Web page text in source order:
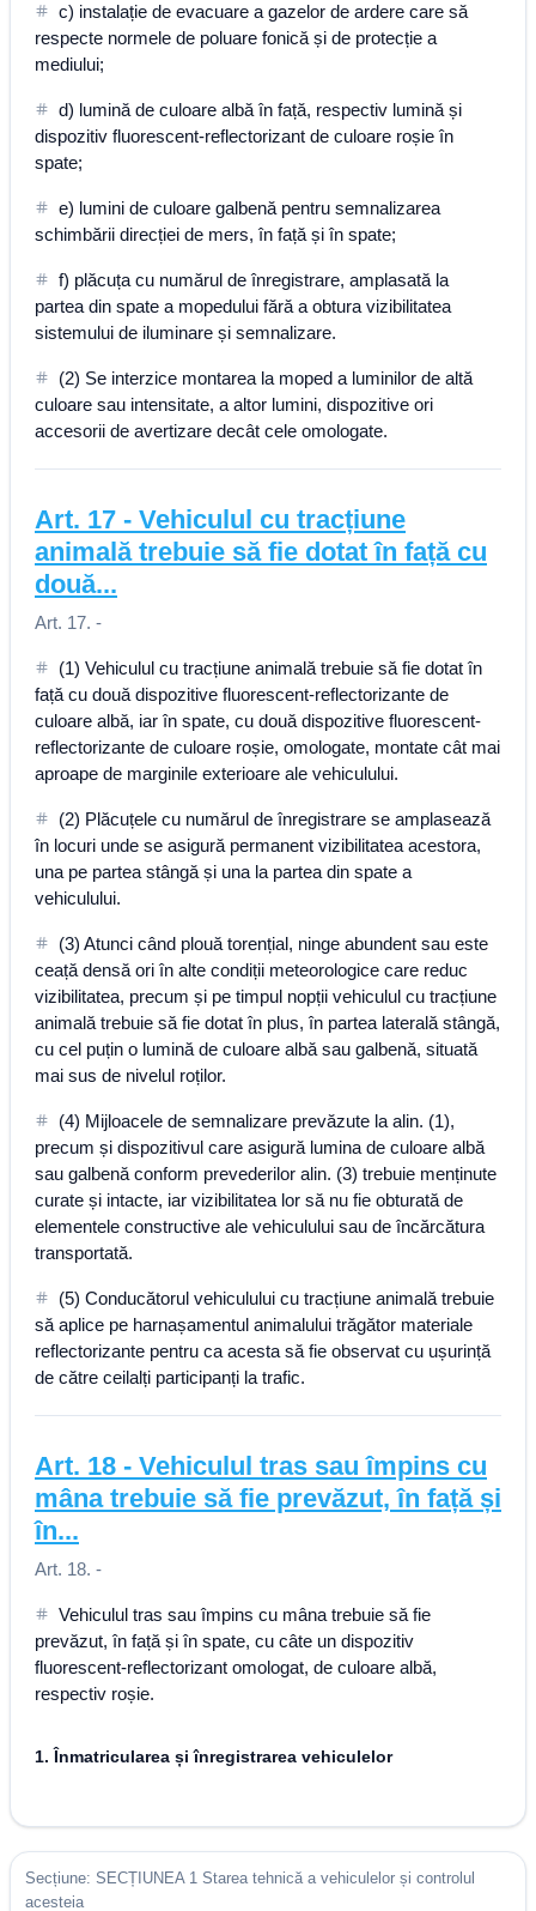
c) instalație de evacuare a gazelor de ardere care să
respecte normele de poluare fonică și de protecție a
mediului;
d) lumină de culoare albă în față, respectiv lumină și
dispozitiv fluorescent-reflectorizant de culoare roșie în
spate;
e) lumini de culoare galbenă pentru semnalizarea
schimbării direcției de mers, în față și în spate;
f) plăcuța cu numărul de înregistrare, amplasată la
partea din spate a mopedului fără a obtura vizibilitatea
sistemului de iluminare și semnalizare.
(2) Se interzice montarea la moped a luminilor de altă
culoare sau intensitate, a altor lumini, dispozitive ori
accesorii de avertizare decât cele omologate.
Art. 17 - Vehiculul cu tracțiune
animală trebuie să fie dotat în față cu
două...
Art. 17. -
(1) Vehiculul cu tracțiune animală trebuie să fie dotat în
față cu două dispozitive fluorescent-reflectorizante de
culoare albă, iar în spate, cu două dispozitive fluorescent-
reflectorizante de culoare roșie, omologate, montate cât mai
aproape de marginile exterioare ale vehiculului.
(2) Plăcuțele cu numărul de înregistrare se amplasează
în locuri unde se asigură permanent vizibilitatea acestora,
una pe partea stângă și una la partea din spate a
vehiculului.
(3) Atunci când plouă torențial, ninge abundent sau este
ceață densă ori în alte condiții meteorologice care reduc
vizibilitatea, precum și pe timpul nopții vehiculul cu tracțiune
animală trebuie să fie dotat în plus, în partea laterală stângă,
cu cel puțin o lumină de culoare albă sau galbenă, situată
mai sus de nivelul roților.
(4) Mijloacele de semnalizare prevăzute la alin. (1),
precum și dispozitivul care asigură lumina de culoare albă
sau galbenă conform prevederilor alin. (3) trebuie menținute
curate și intacte, iar vizibilitatea lor să nu fie obturată de
elementele constructive ale vehiculului sau de încărcătura
transportată.
(5) Conducătorul vehiculului cu tracțiune animală trebuie
să aplice pe harnașamentul animalului trăgător materiale
reflectorizante pentru ca acesta să fie observat cu ușurință
de către ceilalți participanți la trafic.
Art. 18 - Vehiculul tras sau împins cu
mâna trebuie să fie prevăzut, în față și
în...
Art. 18. -
Vehiculul tras sau împins cu mâna trebuie să fie
prevăzut, în față și în spate, cu câte un dispozitiv
fluorescent-reflectorizant omologat, de culoare albă,
respectiv roșie.
1. Înmatricularea și înregistrarea vehiculelor
Secțiune: SECȚIUNEA 1 Starea tehnică a vehiculelor și controlul
acesteia